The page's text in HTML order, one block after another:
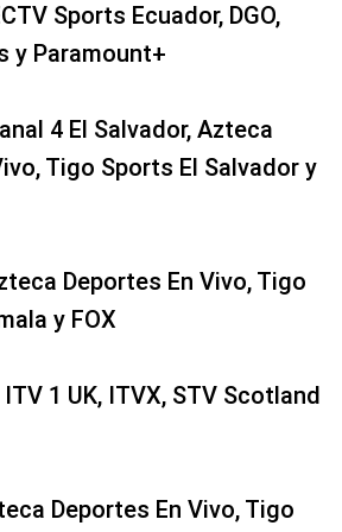
Sports Ecuador, DGO,
y Paramount+
4 El Salvador, Azteca
Tigo Sports El Salvador y
Deportes En Vivo, Tigo
y FOX
1 UK, ITVX, STV Scotland
Deportes En Vivo, Tigo